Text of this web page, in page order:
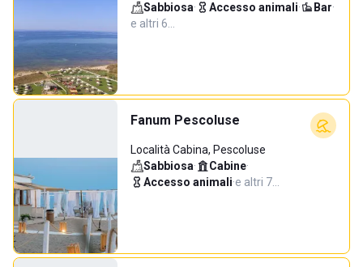
Sabbiosa· Accesso animali· Bar·
e altri 6…
Fanum Pescoluse
Località Cabina, Pescoluse
Sabbiosa· Cabine·
Accesso animali·e altri 7…